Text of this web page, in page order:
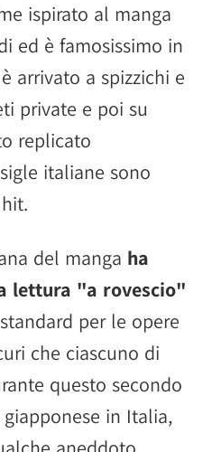
ispirato al manga
ed è famosissimo in
arrivato a spizzichi e
private e poi su
replicato
italiane sono
del manga ha
lettura "a rovescio"
per le opere
che ciascuno di
questo secondo
in Italia,